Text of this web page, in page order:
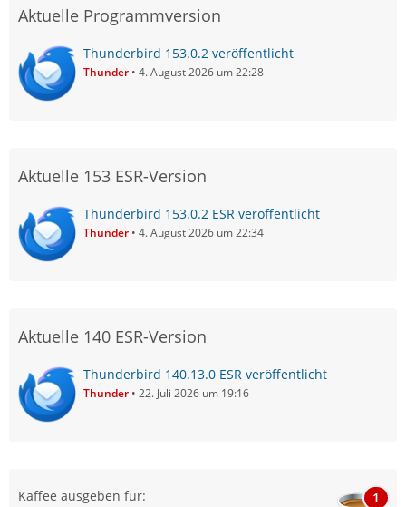
Aktuelle Programmversion
Thunderbird 153.0.2 veröffentlicht
Thunder 4. August 2026 um 22:28
Aktuelle 153 ESR-Version
Thunderbird 153.0.2 ESR veröffentlicht
Thunder 4. August 2026 um 22:34
Aktuelle 140 ESR-Version
Thunderbird 140.13.0 ESR veröffentlicht
Thunder 22. Juli 2026 um 19:16
Kaffee ausgeben für: 1